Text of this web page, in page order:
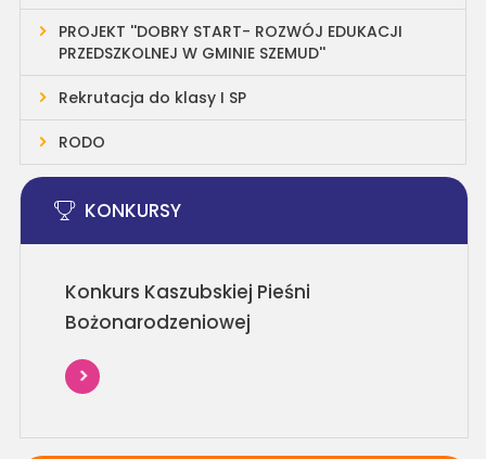
PROJEKT ''DOBRY START- ROZWÓJ EDUKACJI
PRZEDSZKOLNEJ W GMINIE SZEMUD''
Rekrutacja do klasy I SP
RODO
KONKURSY
Konkurs Kaszubskiej Pieśni
Bożonarodzeniowej